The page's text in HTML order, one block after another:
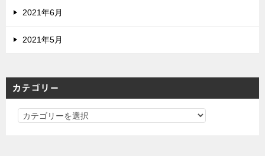
2021年6月
2021年5月
カテゴリー
カ